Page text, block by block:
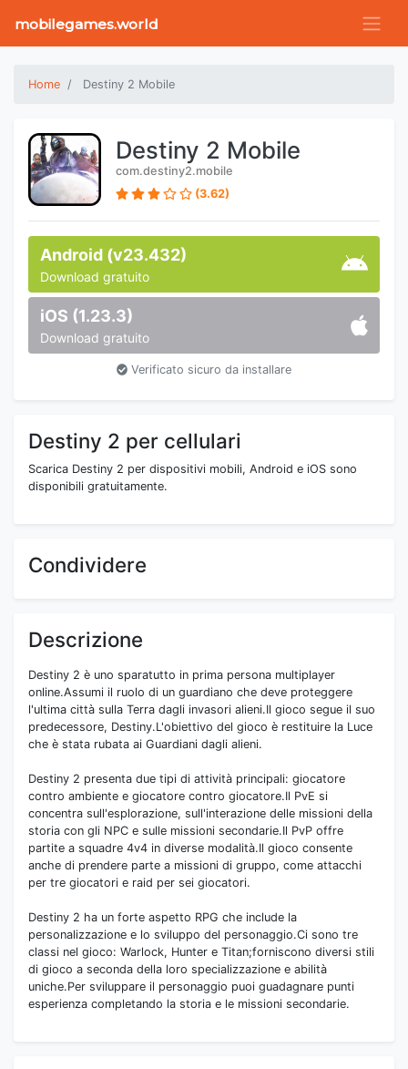
mobilegames.world
Home Destiny 2 Mobile
Destiny 2 Mobile
com.destiny2.mobile
(3.62)
Android (v23.432)
Download gratuito
iOS (1.23.3)
Download gratuito
Verificato sicuro da installare
Destiny 2 per cellulari
Scarica Destiny 2 per dispositivi mobili, Android e iOS sono
disponibili gratuitamente.
Condividere
Descrizione
Destiny 2 è uno sparatutto in prima persona multiplayer
online.Assumi il ruolo di un guardiano che deve proteggere
l'ultima città sulla Terra dagli invasori alieni.Il gioco segue il suo
predecessore, Destiny.L'obiettivo del gioco è restituire la Luce
che è stata rubata ai Guardiani dagli alieni.
Destiny 2 presenta due tipi di attività principali: giocatore
contro ambiente e giocatore contro giocatore.Il PvE si
concentra sull'esplorazione, sull'interazione delle missioni della
storia con gli NPC e sulle missioni secondarie.Il PvP offre
partite a squadre 4v4 in diverse modalità.Il gioco consente
anche di prendere parte a missioni di gruppo, come attacchi
per tre giocatori e raid per sei giocatori.
Destiny 2 ha un forte aspetto RPG che include la
personalizzazione e lo sviluppo del personaggio.Ci sono tre
classi nel gioco: Warlock, Hunter e Titan;forniscono diversi stili
di gioco a seconda della loro specializzazione e abilità
uniche.Per sviluppare il personaggio puoi guadagnare punti
esperienza completando la storia e le missioni secondarie.